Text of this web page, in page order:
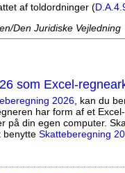
af toldordninger (
Den Juridiske Vejledning
som Excel-
2026 , kan du
har form af et
på din egen computer.
benytte Skatteberegning